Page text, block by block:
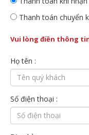
Thanh toán chuyển
Vui lòng điền thông
Họ tên :
Số điện thoại :